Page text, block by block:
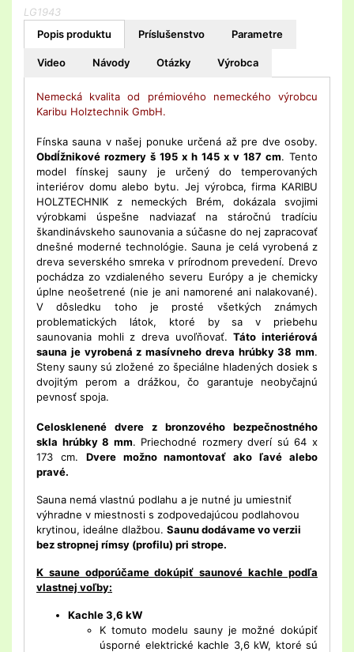
LG1943
Popis produktu
Príslušenstvo Parametre
Video Návody Otázky Výrobca
Nemecká kvalita od prémiového nemeckého výrobcu
Karibu Holztechnik GmbH.
Fínska sauna v našej ponuke určená až pre dve osoby.
Obdĺžnikové rozmery š 195 x h 145 x v 187 cm. Tento
model fínskej sauny je určený do temperovaných
interiérov domu alebo bytu. Jej výrobca, firma KARIBU
HOLZTECHNIK z nemeckých Brém, dokázala svojimi
výrobkami úspešne nadviazať na stáročnú tradíciu
škandinávskeho saunovania a súčasne do nej zapracovať
dnešné moderné technológie. Sauna je celá vyrobená z
dreva severského smreka v prírodnom prevedení. Drevo
pochádza zo vzdialeného severu Európy a je chemicky
úplne neošetrené (nie je ani namorené ani nalakované).
V dôsledku toho je prosté všetkých známych
problematických látok, ktoré by sa v priebehu
saunovania mohli z dreva uvoľňovať.Táto interiérová
sauna je vyrobená z masívneho dreva hrúbky 38 mm.
Steny sauny sú zložené zo špeciálne hladených dosiek s
dvojitým perom a drážkou, čo garantuje neobyčajnú
pevnosť spoja.
Celosklenené dvere z bronzového bezpečnostného
skla hrúbky 8 mm. Priechodné rozmery dverí sú 64 x
173 cm. Dvere možno namontovať ako ľavé alebo
pravé.
Sauna nemá vlastnú podlahu a je nutné ju umiestniť
výhradne v miestnosti s zodpovedajúcou podlahovou
krytinou, ideálne dlažbou. Saunu dodávame vo verzii
bez stropnej rímsy (profilu) pri strope.
K saune odporúčame dokúpiť saunové kachle podľa
vlastnej voľby:
Kachle 3,6 kW
K tomuto modelu sauny je možné dokúpiť
úsporné elektrické kachle 3,6 kW, ktoré sú